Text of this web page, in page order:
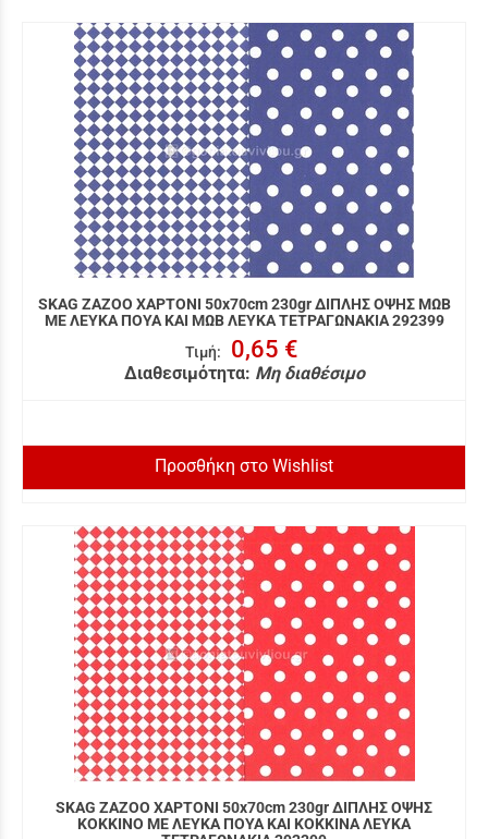
SKAG ZAZOO ΧΑΡΤΟΝΙ 50x70cm 230gr ΔΙΠΛΗΣ ΟΨΗΣ ΜΩΒ
ΜΕ ΛΕΥΚΑ ΠΟΥΑ ΚΑΙ ΜΩΒ ΛΕΥΚΑ ΤΕΤΡΑΓΩΝΑΚΙΑ 292399
Τιμή: 0,65 €
Διαθεσιμότητα: Μη διαθέσιμο
Προσθήκη στο Wishlist
SKAG ZAZOO ΧΑΡΤΟΝΙ 50x70cm 230gr ΔΙΠΛΗΣ ΟΨΗΣ
ΚΟΚΚΙΝΟ ΜΕ ΛΕΥΚΑ ΠΟΥΑ ΚΑΙ ΚΟΚΚΙΝΑ ΛΕΥΚΑ